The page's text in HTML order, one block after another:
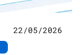
22/05/2026